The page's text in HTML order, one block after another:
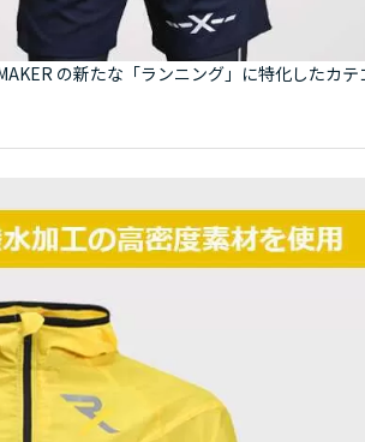
の新たな「ランニング」に特化したカテ